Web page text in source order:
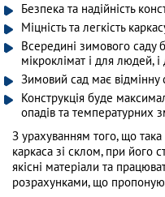
Безпека та надійність
Міцність та легкість
Всередині зимового саду
мікроклімат і для людей,
Зимовий сад має відмінну
Конструкція буде
опадів та температурних
З урахуванням того, що
каркаса зі склом, при його
якісні матеріали та
розрахунками, що